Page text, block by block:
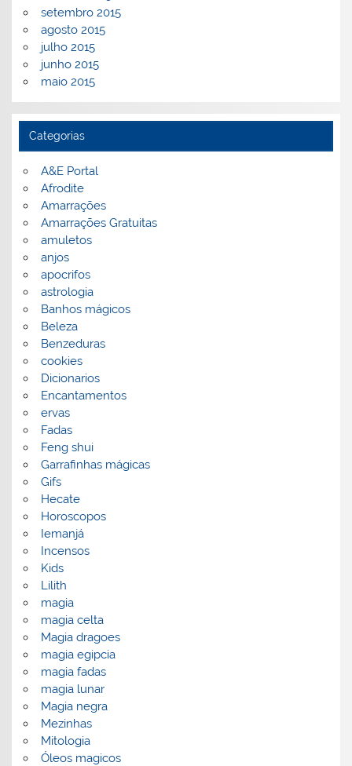
setembro 2015
agosto 2015
julho 2015
junho 2015
maio 2015
Categorias
A&E Portal
Afrodite
Amarrações
Amarrações Gratuitas
amuletos
anjos
apocrifos
astrologia
Banhos mágicos
Beleza
Benzeduras
cookies
Dicionarios
Encantamentos
ervas
Fadas
Feng shui
Garrafinhas mágicas
Gifs
Hecate
Horoscopos
Iemanjá
Incensos
Kids
Lilith
magia
magia celta
Magia dragoes
magia egipcia
magia fadas
magia lunar
Magia negra
Mezinhas
Mitologia
Óleos magicos